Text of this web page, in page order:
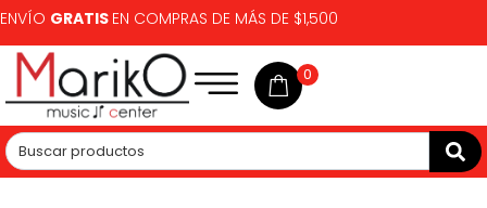
ENVÍO GRATIS EN COMPRAS DE MÁS DE $1,500
0